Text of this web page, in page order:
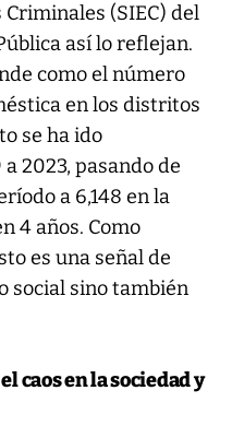
(SIEC) del
así lo reflejan.
como el número
en los distritos
se ha ido
2023, pasando de
a 6,148 en la
4 años. Como
es una señal de
social sino también
caos en la sociedad y